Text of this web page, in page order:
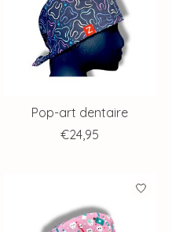
Pop-art dentaire
€24,95